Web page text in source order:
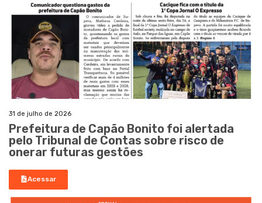
31 de julho de 2026
Prefeitura de Capão Bonito foi alertada
pelo Tribunal de Contas sobre risco de
onerar futuras gestões
Acessar